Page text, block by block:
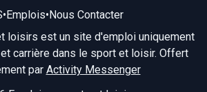
•Emplois•Nous Contacter
loisirs est un site d'emploi uniquement
carrière dans le sport et loisir. Offert
par Activity Messenger